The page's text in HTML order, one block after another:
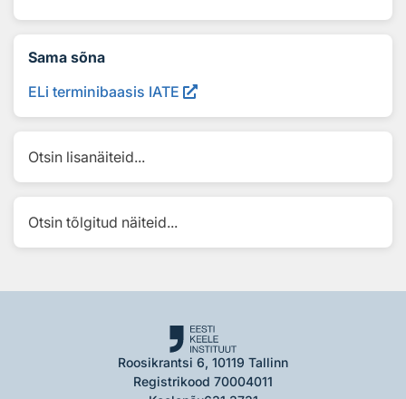
Sama sõna
ELi terminibaasis IATE
Otsin lisanäiteid...
Otsin tõlgitud näiteid...
Roosikrantsi 6, 10119 Tallinn
Registrikood 70004011